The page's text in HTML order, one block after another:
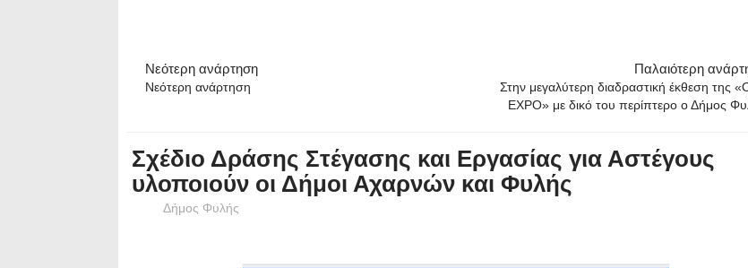
Νεότερη ανάρτηση
Νεότερη ανάρτηση
Παλαιότερη
Στην μεγαλύτερη διαδραστική έκθεση της
ΕΧΡΟ» με δικό του περίπτερο ο Δήμος
Σχέδιο Δράσης Στέγασης και Εργασίας για Αστέγους
υλοποιούν οι Δήμοι Αχαρνών και Φυλής
Δήμος Φυλής